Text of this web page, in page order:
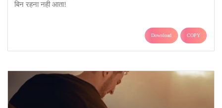
बिन रहना नही आता!
Download COPY